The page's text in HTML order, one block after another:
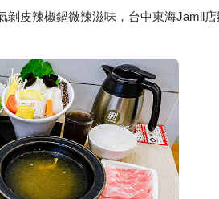
剝皮辣椒鍋微辣滋味，台中東海Jamll